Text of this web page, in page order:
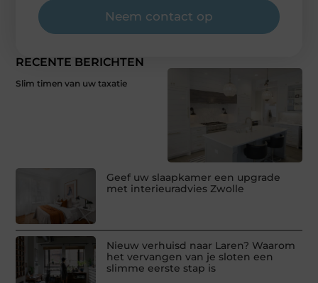
RECENTE BERICHTEN
Slim timen van uw taxatie
Geef uw slaapkamer een upgrade
met interieuradvies Zwolle
Nieuw verhuisd naar Laren? Waarom
het vervangen van je sloten een
slimme eerste stap is
Neem contact op